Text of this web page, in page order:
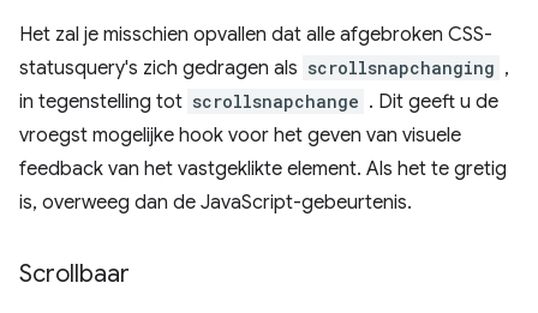
Het zal je misschien opvallen dat alle afgebroken CSS-
statusquery's zich gedragen als scrollsnapchanging ,
in tegenstelling tot scrollsnapchange . Dit geeft u de
vroegst mogelijke hook voor het geven van visuele
feedback van het vastgeklikte element. Als het te gretig
is, overweeg dan de JavaScript-gebeurtenis.
Scrollbaar